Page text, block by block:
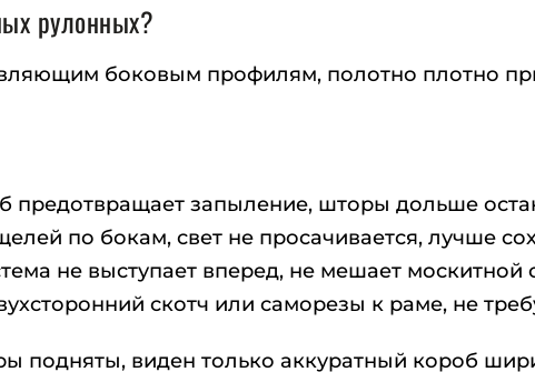
рулонных?
боковым профилям, полотно плотно
предотвращает запыление, шторы дольше
по бокам, свет не просачивается, лучше
не выступает вперед, не мешает
скотч или саморезы к раме, не
подняты, виден только аккуратный короб